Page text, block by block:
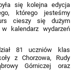
się kolejna edycja
którego jesteśmy
cieszy się dużym
kalendarz wydarzeń
81 uczniów klas
z Chorzowa, Rudy
Górniczej oraz